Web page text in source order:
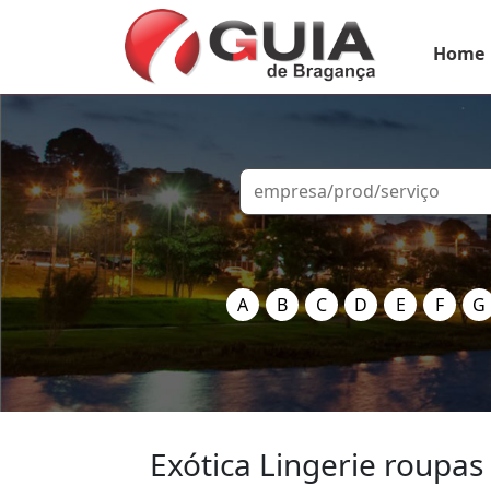
Home
A B C D E F G
Exótica Lingerie